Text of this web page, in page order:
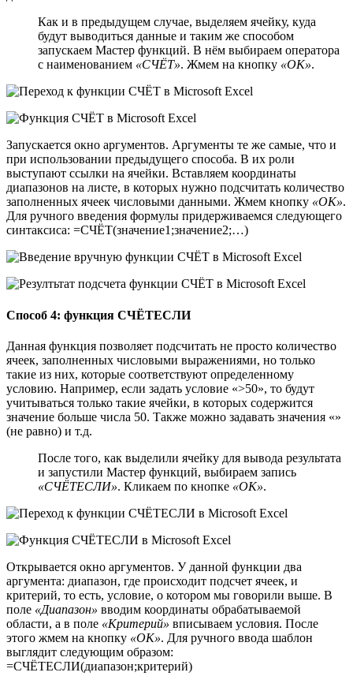
Как и в предыдущем случае, выделяем ячейку, куда
будут выводиться данные и таким же способом
запускаем Мастер функций. В нём выбираем оператора
с наименованием «СЧЁТ». Жмем на кнопку «OK».
Запускается окно аргументов. Аргументы те же самые, что и
при использовании предыдущего способа. В их роли
выступают ссылки на ячейки. Вставляем координаты
диапазонов на листе, в которых нужно подсчитать количество
заполненных ячеек числовыми данными. Жмем кнопку «OK».
Для ручного введения формулы придерживаемся следующего
синтаксиса: =СЧЁТ(значение1;значение2;…)
Способ 4: функция СЧЁТЕСЛИ
Данная функция позволяет подсчитать не просто количество
ячеек, заполненных числовыми выражениями, но только
такие из них, которые соответствуют определенному
условию. Например, если задать условие «>50», то будут
учитываться только такие ячейки, в которых содержится
значение больше числа 50. Также можно задавать значения «»
(не равно) и т.д.
После того, как выделили ячейку для вывода результата
и запустили Мастер функций, выбираем запись
«СЧЁТЕСЛИ». Кликаем по кнопке «OK».
Открывается окно аргументов. У данной функции два
аргумента: диапазон, где происходит подсчет ячеек, и
критерий, то есть, условие, о котором мы говорили выше. В
поле «Диапазон» вводим координаты обрабатываемой
области, а в поле «Критерий» вписываем условия. После
этого жмем на кнопку «OK». Для ручного ввода шаблон
выглядит следующим образом:
=СЧЁТЕСЛИ(диапазон;критерий)